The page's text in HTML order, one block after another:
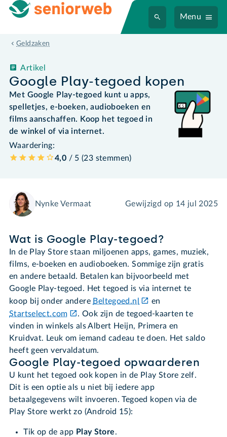
Menu
Geldzaken
Google Play-tegoed kopen
Artikel
Met Google Play-tegoed kunt u apps,
spelletjes, e-boeken, audioboeken en
films aanschaffen. Koop het tegoed in
de winkel of via internet.
Waardering:
4,0 / 5 (23 stemmen)
Nynke Vermaat Gewijzigd op 14 jul 2025
Wat is Google Play-tegoed?
In de Play Store staan miljoenen apps, games, muziek,
films, e-boeken en audioboeken. Sommige zijn gratis
en andere betaald. Betalen kan bijvoorbeeld met
Google Play-tegoed. Het tegoed is via internet te
koop bij onder andere Beltegoed.nl
en
Startselect.com
. Ook zijn de tegoed-kaarten te
vinden in winkels als Albert Heijn, Primera en
Kruidvat. Leuk om iemand cadeau te doen. Het saldo
heeft geen vervaldatum.
Google Play-tegoed opwaarderen
U kunt het tegoed ook kopen in de Play Store zelf.
Dit is een optie als u niet bij iedere app
betaalgegevens wilt invoeren. Tegoed kopen via de
Play Store werkt zo (Android 15):
Tik op de app Play Store.